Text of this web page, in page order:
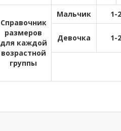
Справочник
размеров
для каждой
возрастной
группы
Мальчик 1-
Девочка 1-